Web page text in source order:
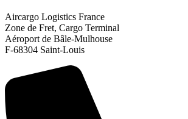
Aircargo Logistics France
Zone de Fret, Cargo Terminal
Aéroport de Bâle-Mulhouse
F-68304 Saint-Louis